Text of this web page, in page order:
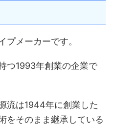
プメーカーです。
つ1993年創業の企業で
流は1944年に創業した
をそのまま継承している